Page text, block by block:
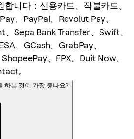
합니다：신용카드、직불카드、
、PayPal、Revolut Pay、
、Sepa Bank Transfer、Swift、
、GCash、GrabPay、
、FPX、Duit Now、
。
하는 것이 가장 좋나요?